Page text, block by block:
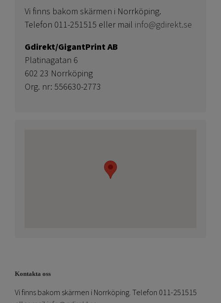
Vi finns bakom skärmen i Norrköping.
Telefon 011-251515 eller mail info@gdirekt.se
Gdirekt/GigantPrint AB
Platinagatan 6
602 23 Norrköping
Org. nr: 556630-2773
Kontakta oss
Vi finns bakom skärmen i Norrköping. Telefon 011-251515